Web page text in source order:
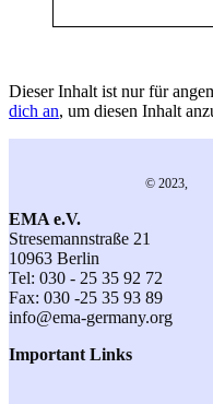
Dieser Inhalt ist nur für
dich an, um diesen Inhalt
© 2023,
EMA e.V.
Stresemannstraße 21
10963 Berlin
Tel: 030 - 25 35 92 72
Fax: 030 -25 35 93 89
info@ema-germany.org
Important Links